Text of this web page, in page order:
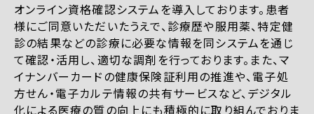
オンライン資格確認システムを導入しております。患者
様にご同意いただいたうえで、診療歴や服用薬、特定健
診の結果などの診療に必要な情報を同システムを通じ
て確認・活用し、適切な調剤を行っております。また、マ
イナンバーカードの健康保険証利用の推進や、電子処
方せん・電子カルテ情報の共有サービスなど、デジタル
化による医療の質の向上にも積極的に取り組んでおりま